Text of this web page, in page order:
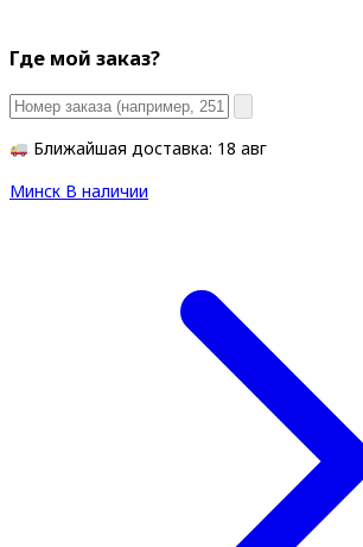
Где мой заказ?
Ближайшая доставка: 18 авг
Минск В наличии